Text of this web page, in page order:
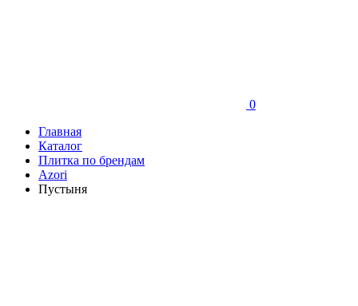
0
Главная
Каталог
Плитка по брендам
Azori
Пустыня